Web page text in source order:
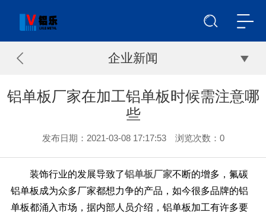
企业新闻
铝单板厂家在加工铝单板时候需注意哪
些
发布日期：2021-03-08 17:17:53 浏览次数： 0
装饰行业的发展导致了铝单板厂家不断的增多，氟碳
铝单板成为众多厂家都想力争的产品，如今很多品牌的铝
单板都涌入市场，据内部人员介绍，铝单板加工有许多要